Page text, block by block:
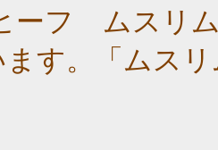
ーフ ムスリ
す。「ムス